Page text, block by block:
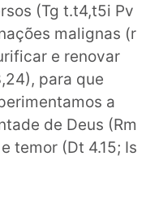
(Tg t.t4,t5i Pv
malignas (r
e renovar
para que
a
de Deus (Rm
temor (Dt 4.15; Is